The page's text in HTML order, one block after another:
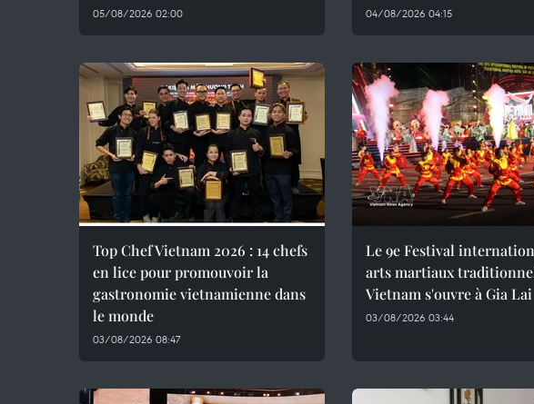
05/08/2026 02:00 04/08/2026 04:15
Top Chef Vietnam 2026 : 14 chefs
en lice pour promouvoir la
gastronomie vietnamienne dans
le monde
03/08/2026 08:47
Le 9e Festival
arts martiaux
Vietnam s'ouvre à Gia Lai
03/08/2026 03:44